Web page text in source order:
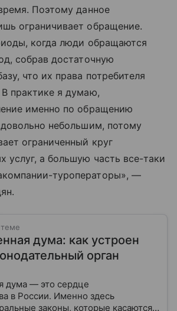
Поэтому данное
ограничивает обращение.
когда люди обращаются
собрав достаточную
что их права потребителя
практике я думаю,
именно по обращению
довольно небольшим, потому
ограниченный круг
услуг, а большую часть все-таки
туроператоры», —
дума: как устроен
орган
дума — это сердце
в России. Именно здесь
законы, которые касаются